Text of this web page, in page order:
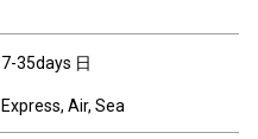
7-35days 日
Express, Air, Sea